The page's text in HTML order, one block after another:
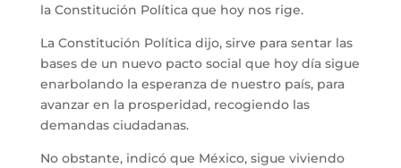
la Constitución Política que hoy nos rige.
La Constitución Política dijo, sirve para sentar las
bases de un nuevo pacto social que hoy día sigue
enarbolando la esperanza de nuestro país, para
avanzar en la prosperidad, recogiendo las
demandas ciudadanas.
No obstante, indicó que México, sigue viviendo